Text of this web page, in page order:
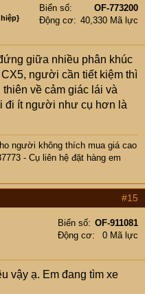
Biển số
OF-773200
Động cơ
40,330 Mã lực
giữa nhiều phân khúc
người cần tiết kiệm thì
về cảm giác lái và
đi ít người như cụ hơn là
người không thích mua giá cao
- Cụ liên hệ đặt hàng em
#15
Biển số
OF-911081
Động cơ
0 Mã lực
vậy ạ. Em đang tìm xe